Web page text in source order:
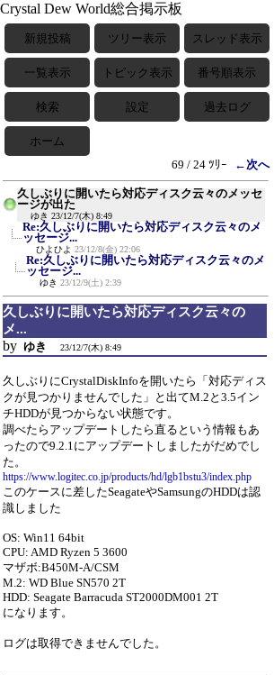
Crystal Dew World総合掲示板
新規投稿 ツリー表示 スレッド表示
一覧表示 トピック表示 番号順表示
検索 設定 過去ログ
ホーム
69 / 24 ﾂﾘｰ
←次へ
久しぶりに開いたら対応ディスク云々のメッセ
ージが出た
ゆき 23/12/7(木) 8:49
Re:久しぶりに開いたら対応ディスク云々のメ
ッセージ...
ひよひよ 23/12/8(金) 22:06
Re:久しぶりに開いたら対応ディスク云々のメ
ッセージ...
ゆき 23/12/9(土) 2:39
久しぶりに開いたら対応ディスク云々の
メ...
by ゆき 23/12/7(木) 8:49
久しぶりにCrystalDiskInfoを開いたら「対応ディス
クが見つかりませんでした」と出てM.2と3.5イン
チHDDが見つからない状態です。
調べたらアップデートしたら直るという情報もあ
ったので9.2.1にアップデートしましたがだめでし
た。
https://www.logitec.co.jp/products/hd/lgb1bstu3/index.php
このケースに差したSeagateやSamsungのHDDは認
識しました
OS: Win11 64bit
CPU: AMD Ryzen 5 3600
マザボ:B450M-A/CSM
M.2: WD Blue SN570 2T
HDD: Seagate Barracuda ST2000DM001 2T
になります。
ログは取得できませんでした。